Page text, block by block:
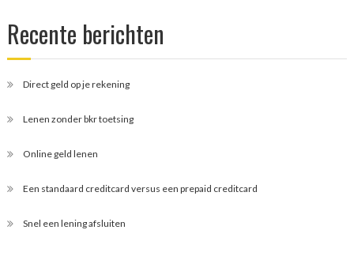
Recente berichten
Direct geld op je rekening
Lenen zonder bkr toetsing
Online geld lenen
Een standaard creditcard versus een prepaid creditcard
Snel een lening afsluiten